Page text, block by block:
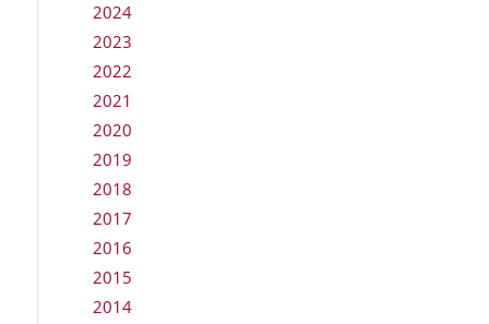
2024
2023
2022
2021
2020
2019
2018
2017
2016
2015
2014